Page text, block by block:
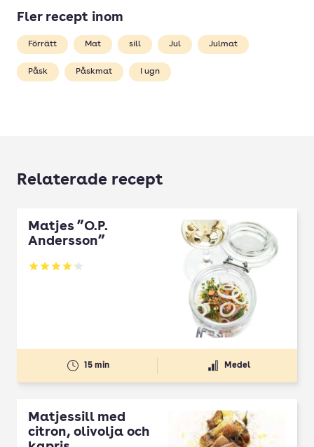
Fler recept inom
Förrätt Mat sill Jul Julmat
Påsk Påskmat I ugn
Relaterade recept
Matjes ”O.P.
Andersson”
Betyg: 4.13 av 5
15 min Medel
Matjessill med
citron, olivolja och